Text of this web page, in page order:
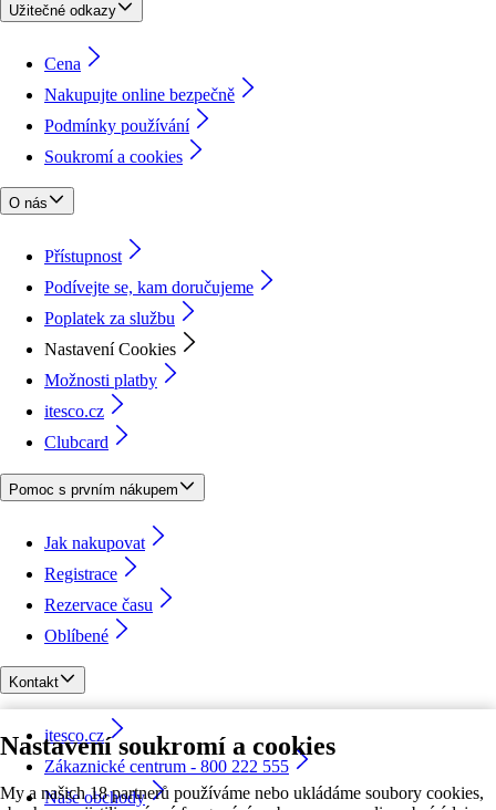
Nastavení soukromí a cookies
My a našich 18 partnerů používáme nebo ukládáme soubory cookies,
Užitečné odkazy
Cena
Nakupujte online bezpečně
Podmínky používání
Soukromí a cookies
O nás
Přístupnost
Podívejte se, kam doručujeme
Poplatek za službu
Nastavení Cookies
Možnosti platby
itesco.cz
Clubcard
Pomoc s prvním nákupem
Jak nakupovat
Registrace
Rezervace času
Oblíbené
Kontakt
itesco.cz
Zákaznické centrum - 800 222 555
Naše obchody